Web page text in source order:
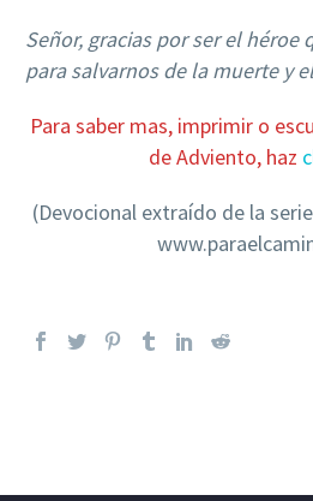
Señor, gracias por ser el héroe
para salvarnos de la muerte y
Para saber mas, imprimir o
de Adviento, haz
(Devocional extraído de la